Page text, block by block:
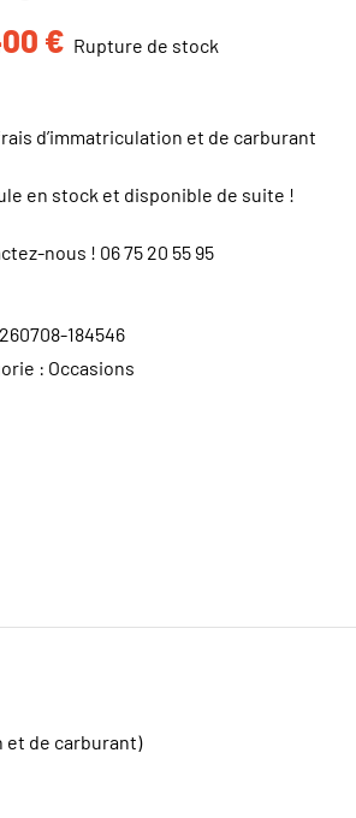
€ Rupture de stock
d’immatriculation et de carburant
en stock et disponible de suite !
nous ! 06 75 20 55 95
260708-184546
: Occasions
et de carburant)